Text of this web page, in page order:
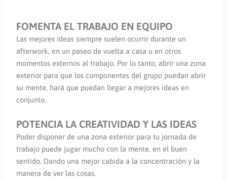
FOMENTA EL TRABAJO EN EQUIPO
Las mejores ideas siempre suelen ocurrir durante un
afterwork, en un paseo de vuelta a casa u en otros
momentos externos al trabajo. Por lo tanto, abrir una zona
exterior para que los componentes del grupo puedan abrir
su mente, hará que puedan llegar a mejores ideas en
conjunto.
POTENCIA LA CREATIVIDAD Y LAS IDEAS
Poder disponer de una zona exterior para tu jornada de
trabajo puede jugar mucho con la mente, en el buen
sentido. Dando una mejor cabida a la concentración y la
manera de ver las cosas.